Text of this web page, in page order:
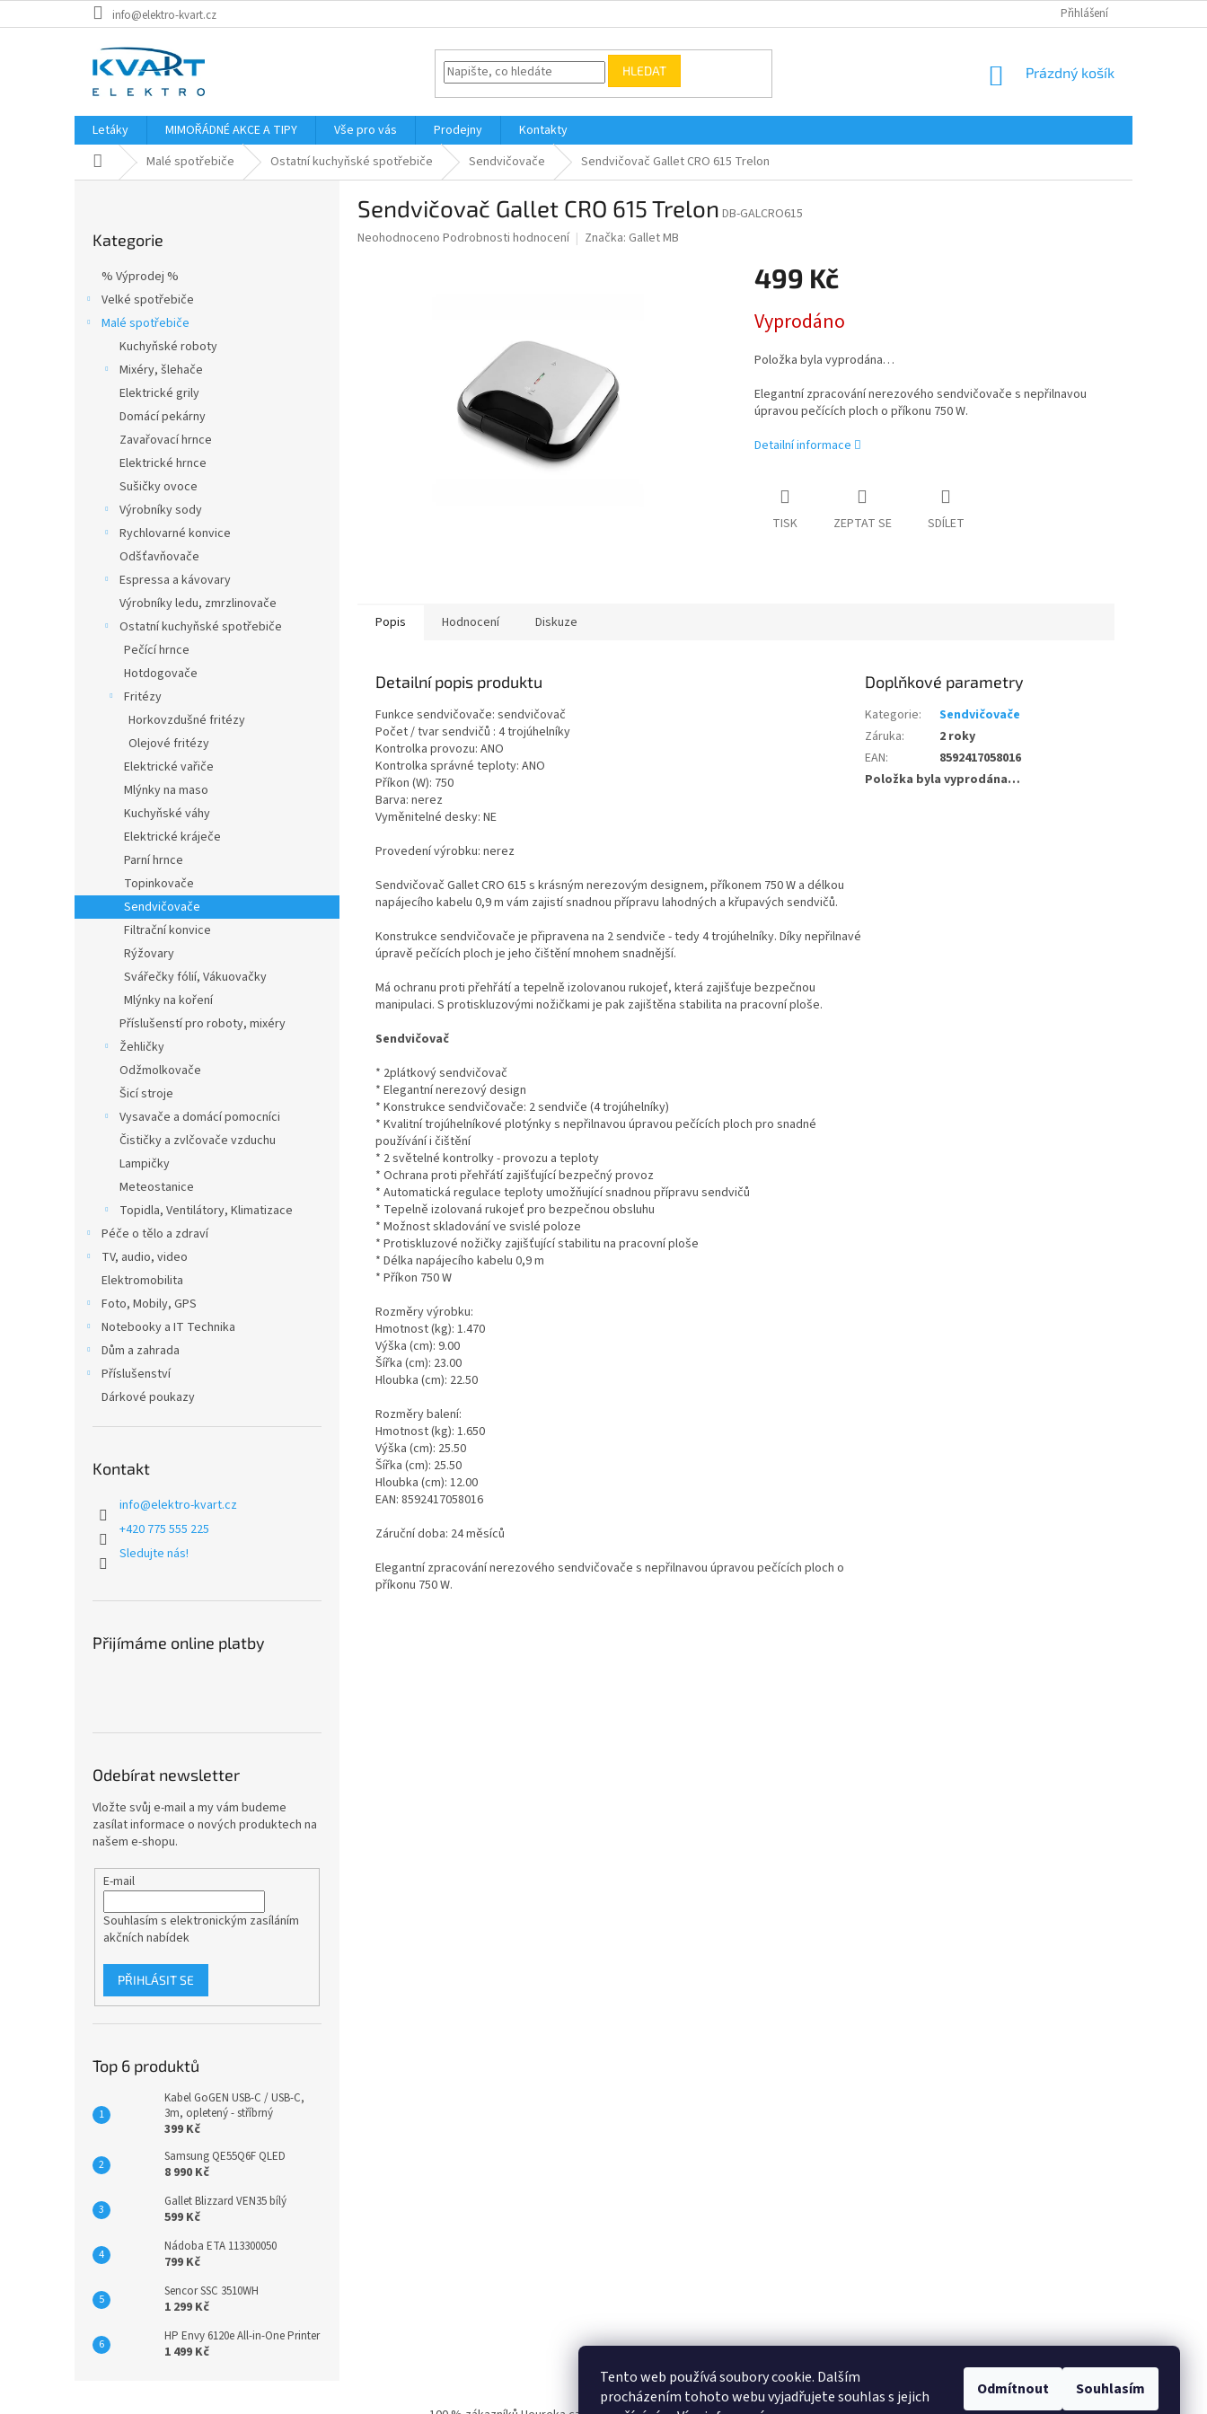
Tento web používá soubory cookie. Dalším
procházením tohoto webu vyjadřujete souhlas s jejich
Odmítnout Souhlasím
na
info@elektro-kvart.cz Přihlášení
HLEDAT
NÁKUPNÍ
Prázdný košík
Letáky MIMOŘÁDNÉ AKCE A TIPY Vše pro vás Prodejny
Kontakty
Domů Malé spotřebiče Ostatní kuchyňské spotřebiče Sendvičovače Sendvičovač Gallet CRO 615 Trelon
kategorie
Kategorie
% Výprodej %
Velké spotřebiče
Malé spotřebiče
Kuchyňské roboty
Mixéry, šlehače
Elektrické grily
Domácí pekárny
Zavařovací hrnce
Elektrické hrnce
Sušičky ovoce
Výrobníky sody
Rychlovarné konvice
Odšťavňovače
Espressa a kávovary
Výrobníky ledu, zmrzlinovače
Ostatní kuchyňské spotřebiče
Pečící hrnce
Hotdogovače
Fritézy
Horkovzdušné fritézy
Olejové fritézy
Elektrické vařiče
Mlýnky na maso
Kuchyňské váhy
Elektrické kráječe
Parní hrnce
Topinkovače
Sendvičovače
Filtrační konvice
Rýžovary
Svářečky fólií, Vákuovačky
Mlýnky na koření
Příslušenstí pro roboty, mixéry
Žehličky
Odžmolkovače
Šicí stroje
Vysavače a domácí pomocníci
Čističky a zvlčovače vzduchu
Lampičky
Meteostanice
Topidla, Ventilátory, Klimatizace
Péče o tělo a zdraví
TV, audio, video
Elektromobilita
Foto, Mobily, GPS
Notebooky a IT Technika
Dům a zahrada
Příslušenství
Dárkové poukazy
Kontakt
info@elektro-kvart.cz
+420 775 555 225
Sledujte nás!
Přijímáme online platby
Odebírat newsletter
Vložte svůj e-mail a my vám budeme
zasílat informace o nových produktech na
našem e-shopu.
E-mail
Souhlasím s elektronickým zasíláním
akčních nabídek
PŘIHLÁSIT SE
Top 6 produktů
Kabel GoGEN USB-C / USB-C,
3m, opletený - stříbrný
399 Kč
Samsung QE55Q6F QLED
8 990 Kč
Gallet Blizzard VEN35 bílý
599 Kč
Nádoba ETA 113300050
799 Kč
Sencor SSC 3510WH
1 299 Kč
HP Envy 6120e All-in-One Printer
1 499 Kč
Sendvičovač Gallet CRO 615 Trelon DB-GALCRO615
Průměrné
Neohodnoceno Podrobnosti hodnocení Značka: Gallet MB
499 Kč
cena:
Vyprodáno
Položka byla vyprodána…
Elegantní zpracování nerezového sendvičovače s nepřilnavou
úpravou pečících ploch o příkonu 750 W.
Detailní informace
TISK ZEPTAT SE SDÍLET
Popis Hodnocení Diskuze
Detailní popis produktu
Funkce sendvičovače: sendvičovač
Počet / tvar sendvičů : 4 trojúhelníky
Kontrolka provozu: ANO
Kontrolka správné teploty: ANO
Příkon (W): 750
Barva: nerez
Vyměnitelné desky: NE
Provedení výrobku: nerez
Sendvičovač Gallet CRO 615 s krásným nerezovým designem, příkonem 750 W a délkou
napájecího kabelu 0,9 m vám zajistí snadnou přípravu lahodných a křupavých sendvičů.
Konstrukce sendvičovače je připravena na 2 sendviče - tedy 4 trojúhelníky. Díky nepřilnavé
úpravě pečících ploch je jeho čištění mnohem snadnější.
Má ochranu proti přehřátí a tepelně izolovanou rukojeť, která zajišťuje bezpečnou
manipulaci. S protiskluzovými nožičkami je pak zajištěna stabilita na pracovní ploše.
Sendvičovač
* 2plátkový sendvičovač
* Elegantní nerezový design
* Konstrukce sendvičovače: 2 sendviče (4 trojúhelníky)
* Kvalitní trojúhelníkové plotýnky s nepřilnavou úpravou pečících ploch pro snadné
používání i čištění
* 2 světelné kontrolky - provozu a teploty
* Ochrana proti přehřátí zajišťující bezpečný provoz
* Automatická regulace teploty umožňující snadnou přípravu sendvičů
* Tepelně izolovaná rukojeť pro bezpečnou obsluhu
* Možnost skladování ve svislé poloze
* Protiskluzové nožičky zajišťující stabilitu na pracovní ploše
* Délka napájecího kabelu 0,9 m
* Příkon 750 W
Rozměry výrobku:
Hmotnost (kg): 1.470
Výška (cm): 9.00
Šířka (cm): 23.00
Hloubka (cm): 22.50
Rozměry balení:
Hmotnost (kg): 1.650
Výška (cm): 25.50
Šířka (cm): 25.50
Hloubka (cm): 12.00
EAN: 8592417058016
Záruční doba: 24 měsíců
Elegantní zpracování nerezového sendvičovače s nepřilnavou úpravou pečících ploch o
příkonu 750 W.
Doplňkové parametry
Kategorie:
Sendvičovače
Záruka:
2 roky
EAN:
8592417058016
Položka byla vyprodána…